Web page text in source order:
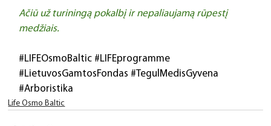
Ačiū už turiningą pokalbį ir nepaliaujamą rūpestį
medžiais.
#LIFEOsmoBaltic #LIFEprogramme
#LietuvosGamtosFondas #TegulMedisGyvena
#Arboristika
Life Osmo Baltic